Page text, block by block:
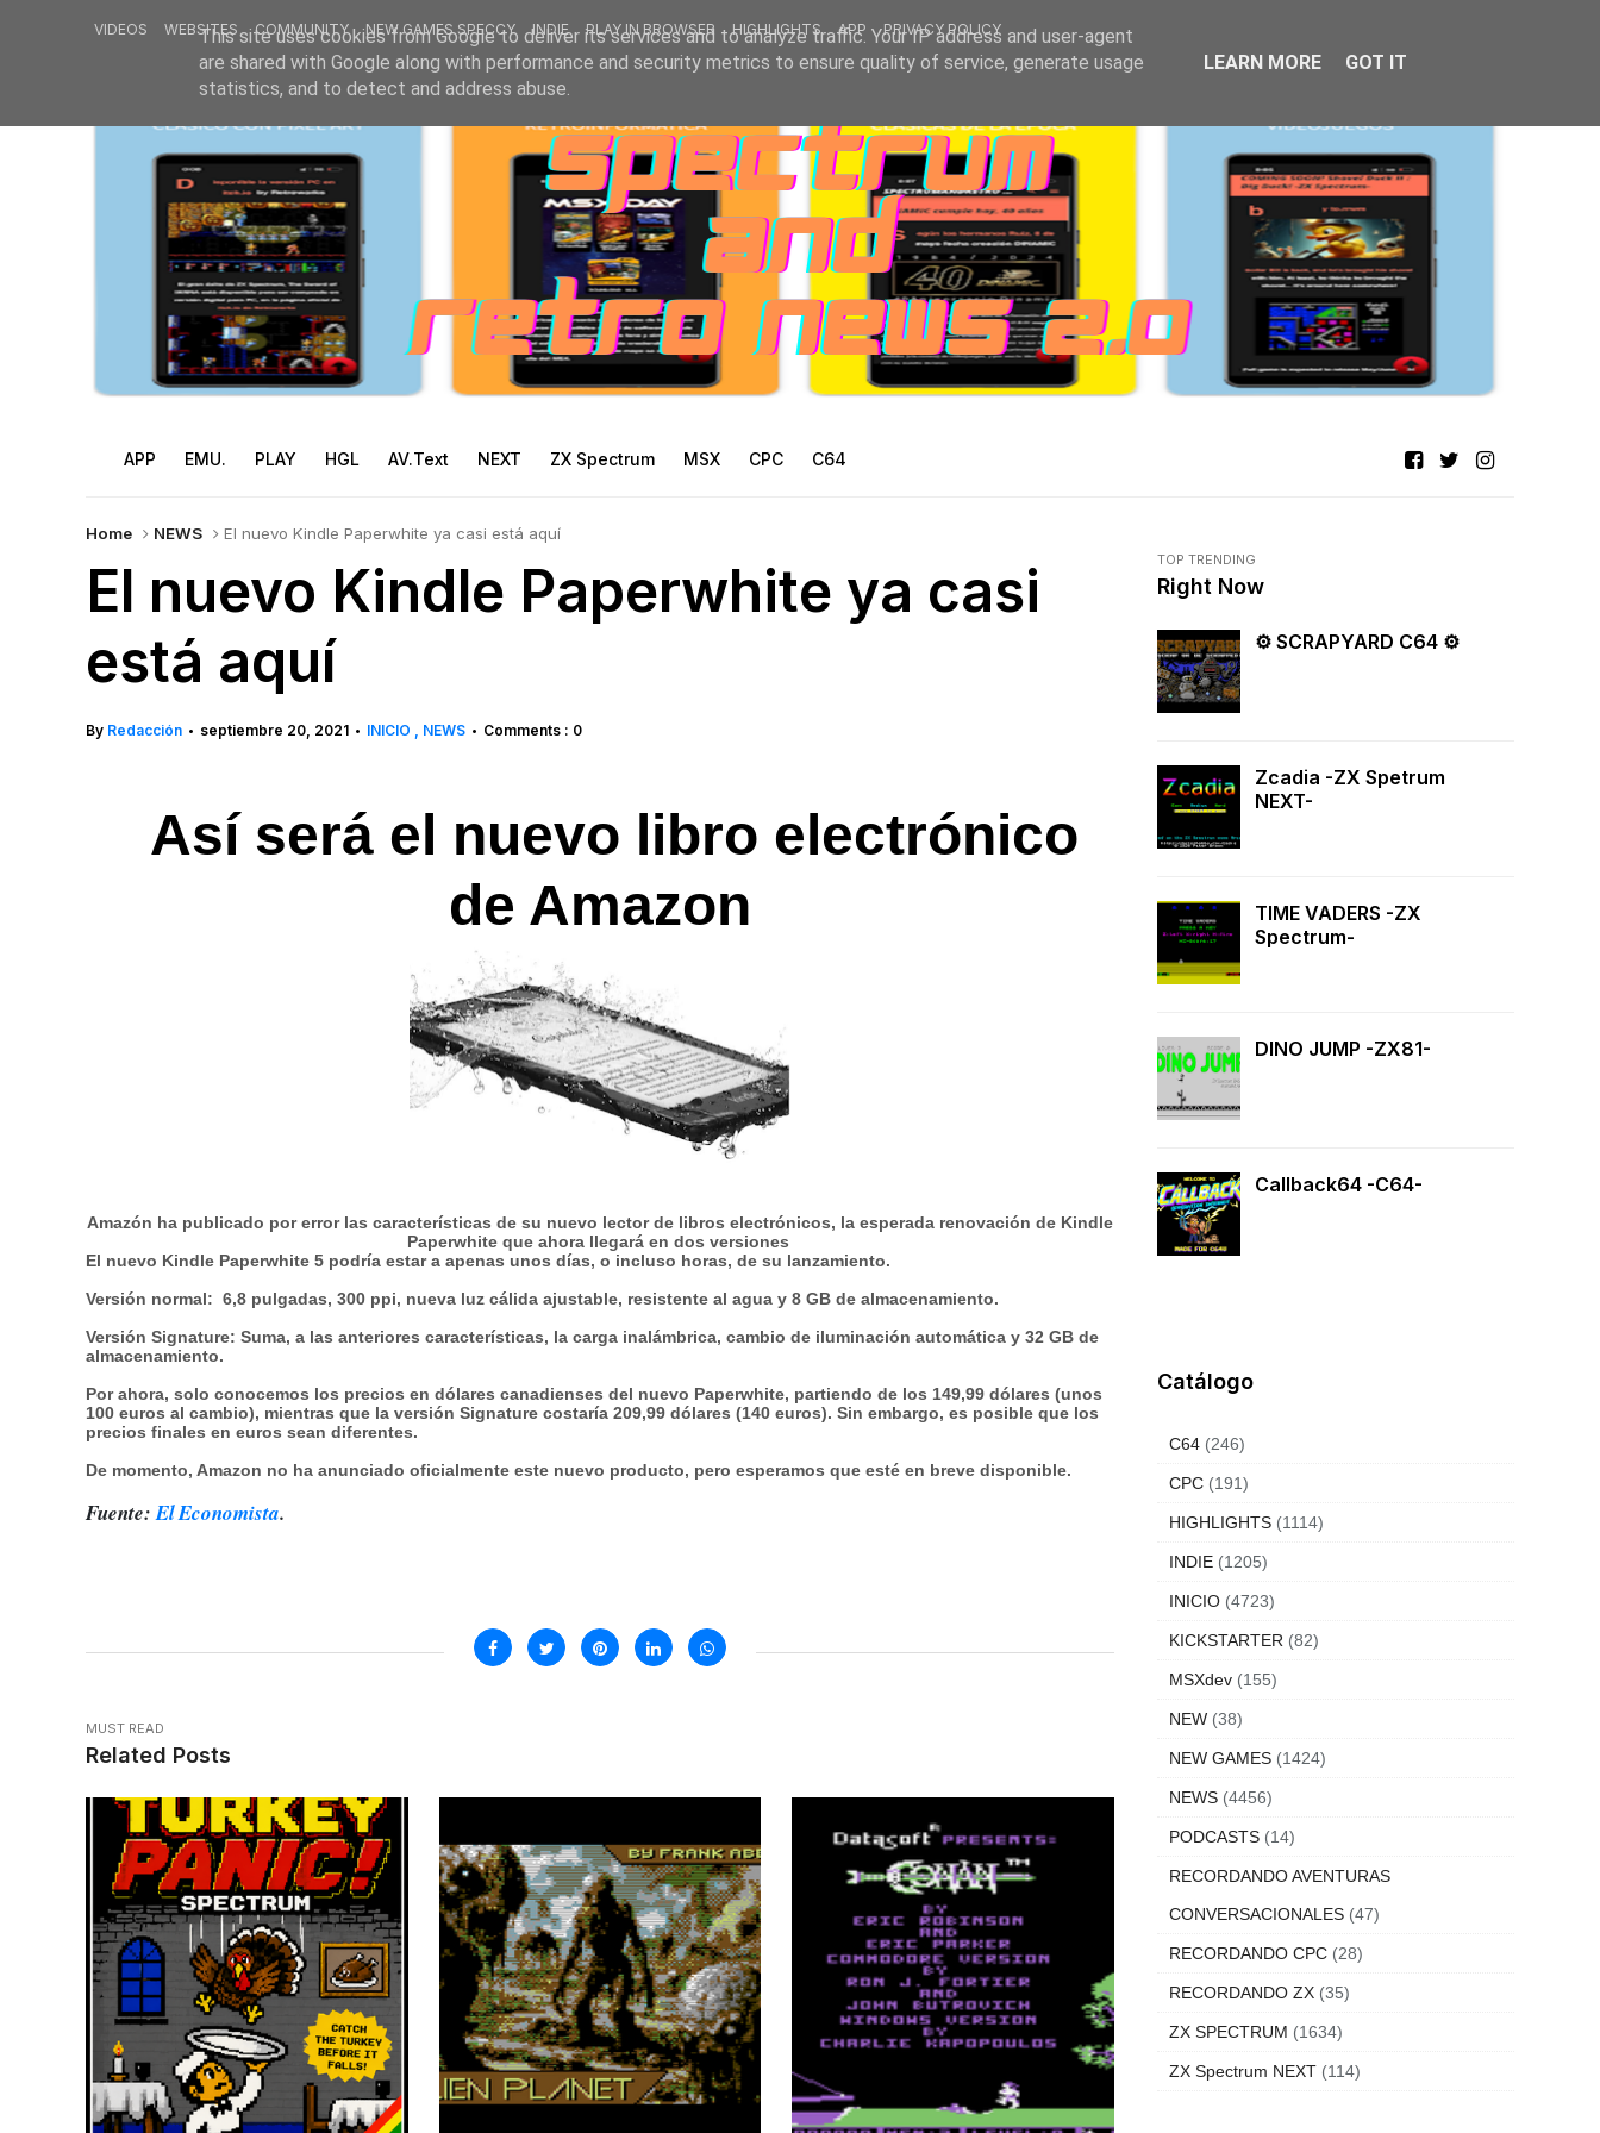
VIDEOS WEBSITES COMMUNITY NEW GAMES SPECCY INDIE PLAY IN BROWSER HIGHLIGHTS APP PRIVACY POLICY
APP EMU. PLAY HGL AV.Text NEXT ZX Spectrum MSX CPC C64
Home NEWS El nuevo Kindle Paperwhite ya casi está aquí
El nuevo Kindle Paperwhite ya casi
está aquí
By Redacción • septiembre 20, 2021 • INICIO NEWS • Comments : 0
Así será el nuevo libro electrónico
de Amazon
Amazón ha publicado por error las características de su nuevo lector de libros electrónicos, la esperada renovación de Kindle
Paperwhite que ahora llegará en dos versiones
El nuevo Kindle Paperwhite 5 podría estar a apenas unos días, o incluso horas, de su lanzamiento.
Versión normal: 6,8 pulgadas, 300 ppi, nueva luz cálida ajustable, resistente al agua y 8 GB de almacenamiento.
Versión Signature: Suma, a las anteriores características, la carga inalámbrica, cambio de iluminación automática y 32 GB de
almacenamiento.
Por ahora, solo conocemos los precios en dólares canadienses del nuevo Paperwhite, partiendo de los 149,99 dólares (unos
100 euros al cambio), mientras que la versión Signature costaría 209,99 dólares (140 euros). Sin embargo, es posible que los
precios finales en euros sean diferentes.
De momento, Amazon no ha anunciado oficialmente este nuevo producto, pero esperamos que esté en breve disponible.
Fuente:El Economista.
MUST READ
Related Posts
TOP TRENDING
Right Now
⚙ SCRAPYARD C64 ⚙
Zcadia -ZX Spetrum
NEXT-
TIME VADERS -ZX
Spectrum-
DINO JUMP -ZX81-
Callback64 -C64-
Catálogo
C64 (246)
CPC (191)
HIGHLIGHTS (1114)
INDIE (1205)
INICIO (4723)
KICKSTARTER (82)
MSXdev (155)
NEW (38)
NEW GAMES (1424)
NEWS (4456)
PODCASTS (14)
RECORDANDO AVENTURAS
CONVERSACIONALES (47)
RECORDANDO CPC (28)
RECORDANDO ZX (35)
ZX SPECTRUM (1634)
ZX Spectrum NEXT (114)
This site uses cookies from Google to deliver its services and to analyze traffic. Your IP address and user-agent
are shared with Google along with performance and security metrics to ensure quality of service, generate usage
statistics, and to detect and address abuse.
LEARN MORE GOT IT